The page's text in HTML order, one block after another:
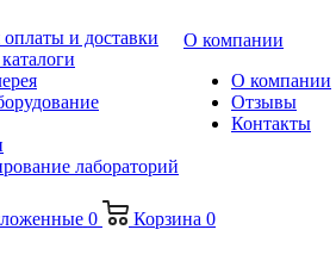
оплаты и доставки
лабораторий
О компании
О компании
Отзывы
Контакты
0 Корзина 0